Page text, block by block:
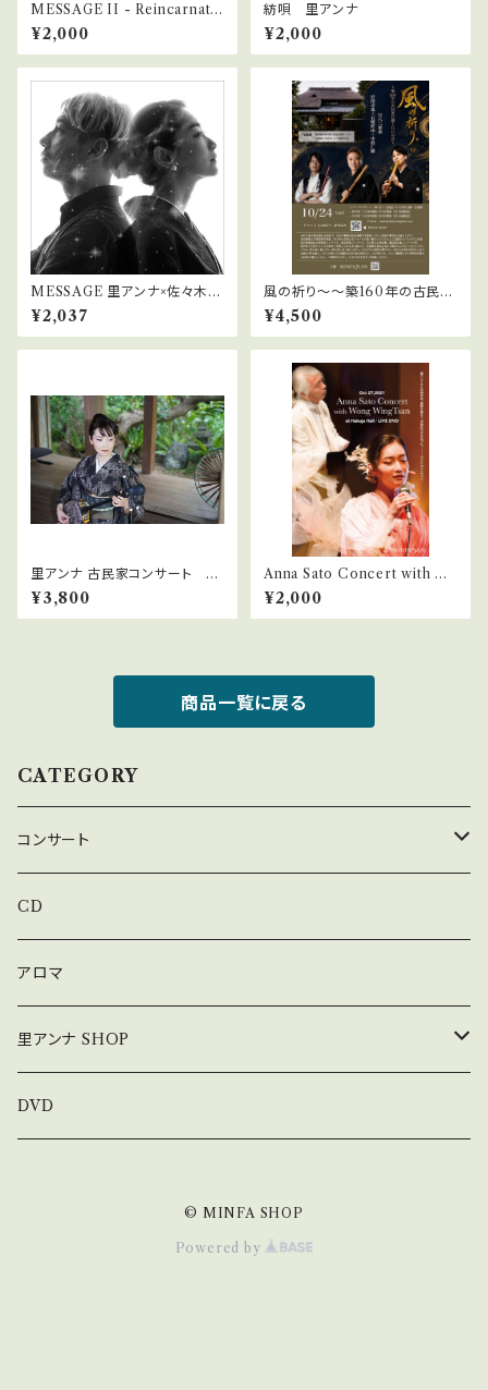
MESSAGE II - Reincarnatio
n
¥2,000
紡唄 里アンナ
¥2,000
MESSAGE 里アンナ×佐々木俊
之
¥2,037
風の祈り〜〜築160年の古民家
に響く尺八の音〜 / 昼の宴
¥4,500
里アンナ 古民家コンサート 昼
の宴
¥3,800
Anna Sato Concert with W
ong WingTsan at Hakuju H
all / LIVE DVD
¥2,000
商品一覧に戻る
CATEGORY
コンサート
上松美香コンサート
CD
アロマ
里アンナ SHOP
コンサート
DVD
© MINFA SHOP
Powered by